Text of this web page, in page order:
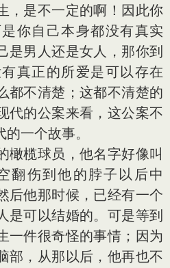
，是不一定的啊！因此你
你自己本身都没有真实
是男人还是女人，那你到
真正的所爱是可以存在
都不清楚；这都不清楚的
代的公案来看，这公案不
一个故事。
榄球员，他名字好像叫
翻伤到他的脖子以后中
后他那时候，已经有一个
是可以结婚的。可是等到
一件很奇怪的事情；因为
部，从那以后，他再也不